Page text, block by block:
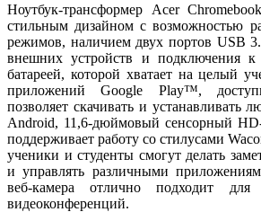
Ноутбук-трансформер Acer
стильным дизайном с возможностью
режимов, наличием двух портов USB
внешних устройств и подключения
батареей, которой хватает на целый
приложений Google Play™,
позволяет скачивать и устанавливать
Android, 11,6-дюймовый сенсорный
поддерживает работу со стилусами
ученики и студенты смогут делать
и управлять различными
веб-камера отлично подходит для
видеоконференций.